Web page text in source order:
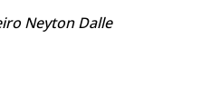
Neyton Dalle